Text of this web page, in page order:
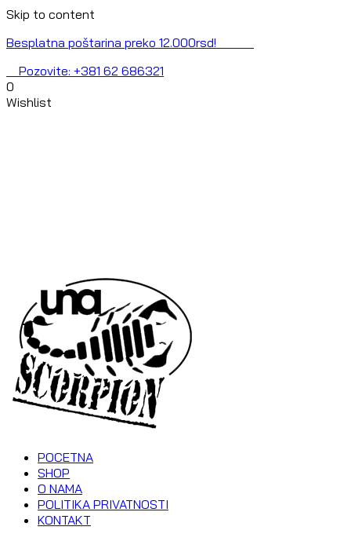
Skip to content
Besplatna poštarina preko 12.000rsd!
Pozovite: +381 62 686321
0
Wishlist
POCETNA
SHOP
O NAMA
POLITIKA PRIVATNOSTI
KONTAKT